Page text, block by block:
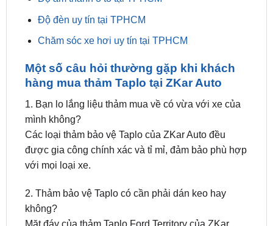
Một số câu hỏi thường gặp khi khách
1. Bạn lo lắng liệu thảm mua về có vừa với xe của
mình không?
Các loại thảm bảo vệ Taplo của ZKar Auto đều
được gia công chính xác và tỉ mỉ, đảm bảo phù hợp
với mọi loại xe.
2. Thảm bảo vệ Taplo có cần phải dán keo hay
Mặt đáy của thảm Taplo Ford Territory của ZKar
Auto được thiết kế có cao su in hoa văn chống
trượt chắc chắn và bám tốt vào Taplo nên không